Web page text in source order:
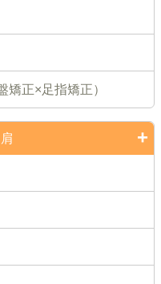
矯正×足指矯正）